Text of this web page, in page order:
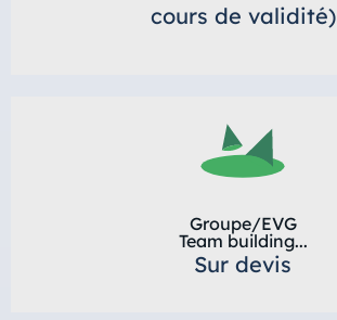
cours de validité)
Groupe/EVG
Team building...
Sur devis